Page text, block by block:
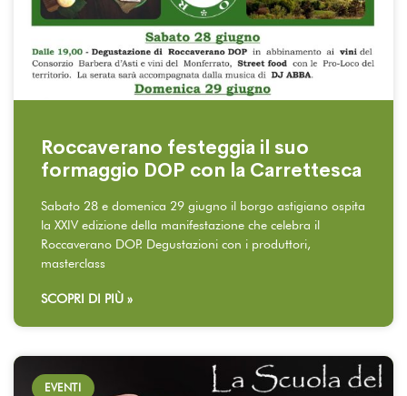
Roccaverano festeggia il suo
formaggio DOP con la Carrettesca
Sabato 28 e domenica 29 giugno il borgo astigiano ospita
la XXIV edizione della manifestazione che celebra il
Roccaverano DOP. Degustazioni con i produttori,
masterclass
SCOPRI DI PIÙ »
EVENTI